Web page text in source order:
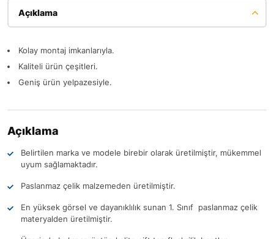
Açıklama
Kolay montaj imkanlarıyla.
Kaliteli ürün çeşitleri.
Geniş ürün yelpazesiyle.
Açıklama
Belirtilen marka ve modele birebir olarak üretilmiştir, mükemmel
uyum sağlamaktadır.
Paslanmaz çelik malzemeden üretilmiştir.
En yüksek görsel ve dayanıklılık sunan 1. Sınıf paslanmaz çelik
materyalden üretilmiştir.